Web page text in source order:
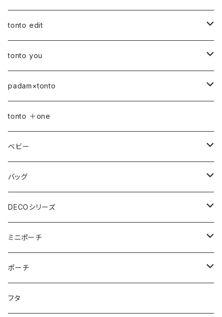
tonto edit
petal bag
tonto you
ベビー
おむつポーチ
おむつポーチ fit
母子手帳ケース
ストローラーバッグ
バッグ
ショルダーバッグ
アジャスターショルダーバッグ
バッグイン巾着
ポーチ
シカクポーチ
マルチポーチ
ドリンク・マグホルダー
インテリア
レザーケース
ティッシュケース
ステーショナリー
ペンケース
ブックカバー
ストラップ
padam×tonto
Sサイズ
Mサイズ
tonto ＋one
ベビー
おむつポーチ
おむつポーチ
ポケット付きおむつポーチ
おむつポーチ fit
おむつポーチ fit
ポケット付きおむつポーチ fit
ストローラーバッグ
ウェットティッシュケース
NEWウェットティッシュケース
ポケットティッシュケース
バッグ
ショルダーバッグ
ファスナー付きショルダーバッグ
スマホショルダー
トートバッグ
トートバッグ
レザートートバッグ（横型）
ジップトント
Sサイズ
マザーズバッグ
DECOシリーズ
ショルダーバッグ
アジャスターショルダーバッグ
トートバッグ
ポーチ・小物ケース
ミニポーチ
シカクポーチ
テトラポーチ
ポーチ
ポーチ
フタ